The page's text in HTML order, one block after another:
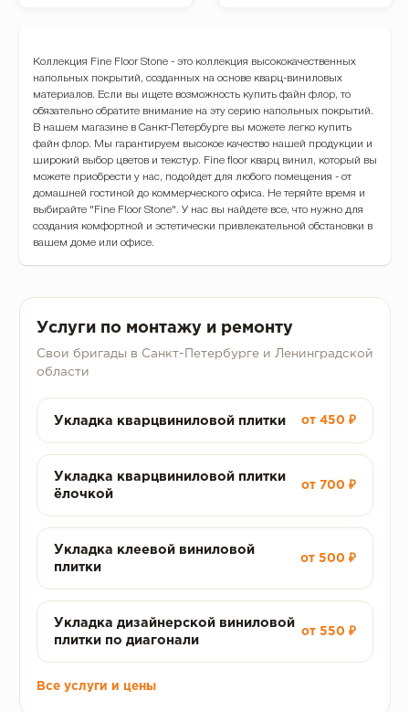
Коллекция Fine Floor Stone - это коллекция высококачественных
напольных покрытий, созданных на основе кварц-виниловых
материалов. Если вы ищете возможность купить файн флор, то
обязательно обратите внимание на эту серию напольных покрытий.
В нашем магазине в Санкт-Петербурге вы можете легко купить
файн флор. Мы гарантируем высокое качество нашей продукции и
широкий выбор цветов и текстур. Fine floor кварц винил, который вы
можете приобрести у нас, подойдет для любого помещения - от
домашней гостиной до коммерческого офиса. Не теряйте время и
выбирайте "Fine Floor Stone". У нас вы найдете все, что нужно для
создания комфортной и эстетически привлекательной обстановки в
вашем доме или офисе.
Услуги по монтажу и ремонту
Свои бригады в Санкт-Петербурге и Ленинградской
области
Укладка кварцвиниловой плитки от 450 ₽
Укладка кварцвиниловой плитки
ёлочкой
от 700 ₽
Укладка клеевой виниловой
плитки
от 500 ₽
Укладка дизайнерской виниловой
плитки по диагонали
от 550 ₽
Все услуги и цены